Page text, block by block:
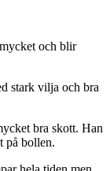
och blir
stark vilja och bra
bra skott. Han
på bollen.